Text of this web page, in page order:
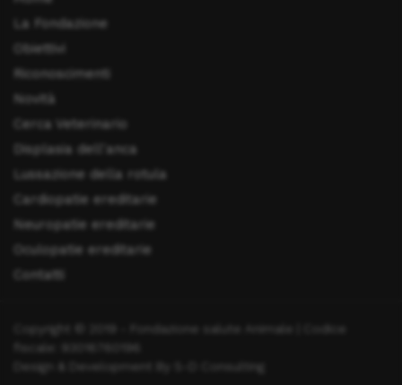
La Fondazione
Obiettivi
Riconoscimenti
Novità
Cerca Veterinario
Displasia dell'anca
Lussazione della rotula
Cardiopatie ereditarie
Neuropatie ereditarie
Oculopatie ereditarie
Contatti
Copyright © 2019 - Fondazione salute Animale | Codice
Design & Development By S-D Consulting